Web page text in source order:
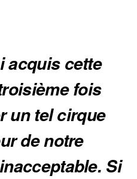
acquis cette
fois
un tel cirque
de notre
Si